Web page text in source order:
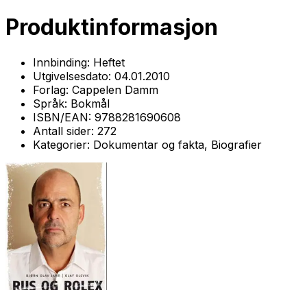
Produktinformasjon
Innbinding: Heftet
Utgivelsesdato: 04.01.2010
Forlag: Cappelen Damm
Språk: Bokmål
ISBN/EAN: 9788281690608
Antall sider: 272
Kategorier: Dokumentar og fakta, Biografier